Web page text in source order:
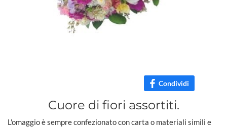
Condividi
Cuore di fiori assortiti.
L'omaggio è sempre confezionato con carta o materiali simili e